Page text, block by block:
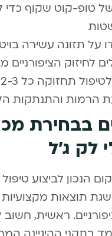
טופ-קוט שקוף כדי
על תזונה עשירה
לחיזוק הציפורניים
הרמות והתנתקות
בבחירת
לק ג’ל
הנכון לביצוע
תוצאות
ראשית, חשוב